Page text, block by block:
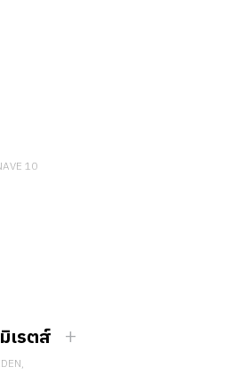
10
เรตส์